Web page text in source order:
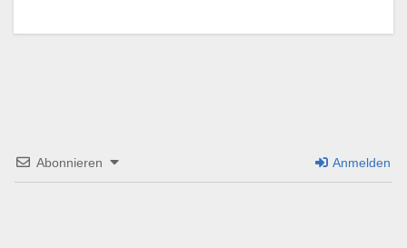
Abonnieren Anmelden